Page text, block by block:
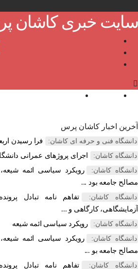
خبری کاشان
صفحه نخستدرباره ما
اخبار کاشان پرس
فنی و حرفه ای کاشان: فرا رسیدن
کاشان: اجرای پروژهای عمرانی دانشگاه
کاشان:
رویکرد سیاسی ائمه شیعه،
جامعه بود ...
کاشان:
تفاهم نامه تبادل
کارگاهی و ...
کاشان: رویکرد سیاسی ائمه شیعه
کاشان:
رویکرد سیاسی ائمه شیعه،
جامعه بو ...
کاشان:
تفاهم نامه تبادل